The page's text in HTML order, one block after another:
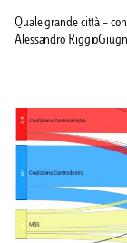
Quale grande città –
Alessandro Riggio